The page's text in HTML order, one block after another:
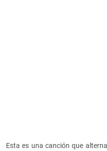
Esta es una canción que